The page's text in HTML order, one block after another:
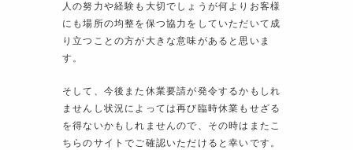
人の努力や経験も大切でしょうが何よりお客様
にも場所の均整を保つ協力をしていただいて成
り立つことの方が大きな意味があると思いま
す。
そして、今後また休業要請が発令するかもしれ
ませんし状況によっては再び臨時休業もせざる
を得ないかもしれませんので、その時はまたこ
ちらのサイトでご確認いただけると幸いです。